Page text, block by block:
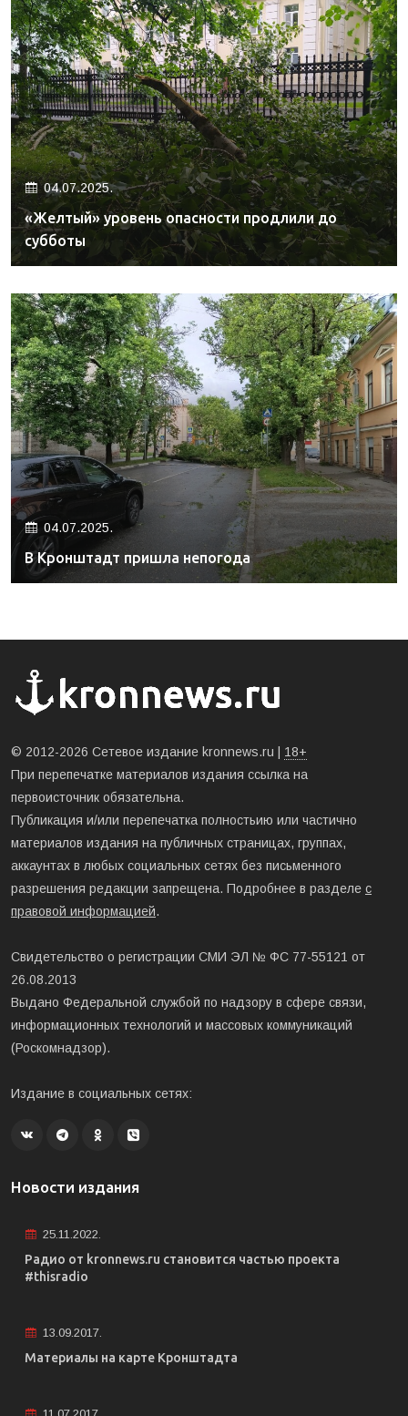
04.07.2025.
«Желтый» уровень опасности продлили до
субботы
04.07.2025.
В Кронштадт пришла непогода
© 2012-2026 Сетевое издание kronnews.ru | 18+
При перепечатке материалов издания ссылка на
первоисточник обязательна.
Публикация и/или перепечатка полностьию или частично
материалов издания на публичных страницах, группах,
аккаунтах в любых социальных сетях без письменного
разрешения редакции запрещена. Подробнее в разделе с
правовой информацией.
Свидетельство о регистрации СМИ ЭЛ № ФС 77-55121 от
26.08.2013
Выдано Федеральной службой по надзору в сфере связи,
информационных технологий и массовых коммуникаций
(Роскомнадзор).
Издание в социальных сетях:
Новости издания
25.11.2022.
Радио от kronnews.ru становится частью проекта
#thisradio
13.09.2017.
Материалы на карте Кронштадта